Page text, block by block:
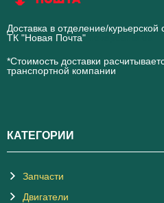
Доставка в отделение/курьерской
ТК "Новая Почта"
*Стоимость доставки
транспортной компании
КАТЕГОРИИ
Запчасти
Двигатели